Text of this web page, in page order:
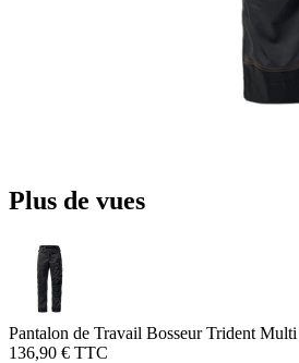
Plus de vues
Pantalon de Travail Bosseur Trident
136,90 € TTC